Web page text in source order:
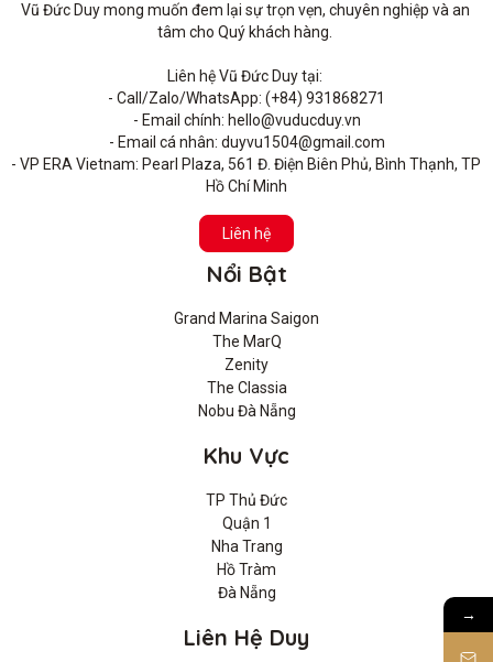
Vũ Đức Duy mong muốn đem lại sự trọn vẹn, chuyên nghiệp và an
tâm cho Quý khách hàng.
Liên hệ Vũ Đức Duy tại:
- Call/Zalo/WhatsApp: (+84) 931868271
- Email chính: hello@vuducduy.vn
- Email cá nhân: duyvu1504@gmail.com
- VP ERA Vietnam: Pearl Plaza, 561 Đ. Điện Biên Phủ, Bình Thạnh, TP
Hồ Chí Minh
Liên hệ
Nổi Bật
Grand Marina Saigon
The MarQ
Zenity
The Classia
Nobu Đà Nẵng
Khu Vực
TP Thủ Đức
Quận 1
Nha Trang
Hồ Tràm
Đà Nẵng
Liên Hệ Duy
→